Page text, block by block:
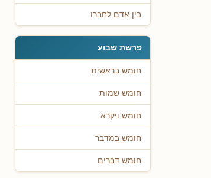
בין אדם לחברו
פרשת שבוע
חומש בראשית
חומש שמות
חומש ויקרא
חומש במדבר
חומש דברים